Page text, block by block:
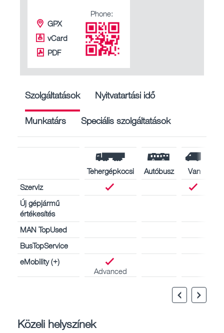
GPX
vCard
PDF
Phone:
Szolgáltatások Nyitvatartási idő
Munkatárs Speciális szolgáltatások
Tehergépkocsi Autóbusz
Van
Szerviz
Új gépjármű
értékesítés
MAN TopUsed
BusTopService
eMobility (+)
Advanced
Közeli helyszínek